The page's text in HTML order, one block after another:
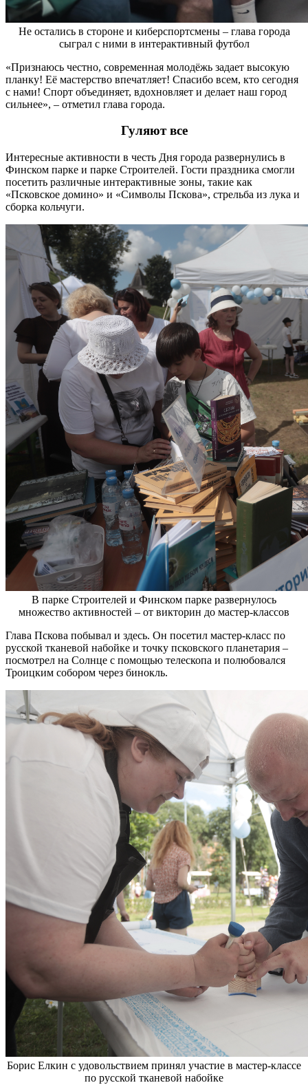
Не остались в стороне и киберспортсмены – глава города
сыграл с ними в интерактивный футбол
«Признаюсь честно, современная молодёжь задает высокую
планку! Её мастерство впечатляет! Спасибо всем, кто сегодня
с нами! Спорт объединяет, вдохновляет и делает наш город
сильнее», – отметил глава города.
Гуляют все
Интересные активности в честь Дня города развернулись в
Финском парке и парке Строителей. Гости праздника смогли
посетить различные интерактивные зоны, такие как
«Псковское домино» и «Символы Пскова», стрельба из лука и
сборка кольчуги.
В парке Строителей и Финском парке развернулось
множество активностей – от викторин до мастер-классов
Глава Пскова побывал и здесь. Он посетил мастер-класс по
русской тканевой набойке и точку псковского планетария –
посмотрел на Солнце с помощью телескопа и полюбовался
Троицким собором через бинокль.
Борис Елкин с удовольствием принял участие в мастер-классе
по русской тканевой набойке